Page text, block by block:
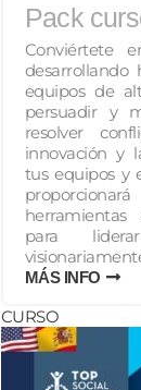
Pack
Conviértete
desarrollando
equipos de
persuadir y
resolver
innovación y
tus equipos y
herramientas
para
MÁS INFO
CURSO